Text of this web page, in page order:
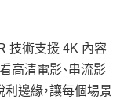
技術支援 4K 內容
高清電影、串流影
邊緣，讓每個場景